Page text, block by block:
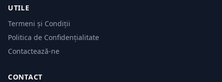
UTILE
Termeni și Condiții
Politica de Confidențialitate
Contactează-ne
CONTACT